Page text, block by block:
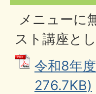
メニューに
スト講座と
令和8年
276.7KB)